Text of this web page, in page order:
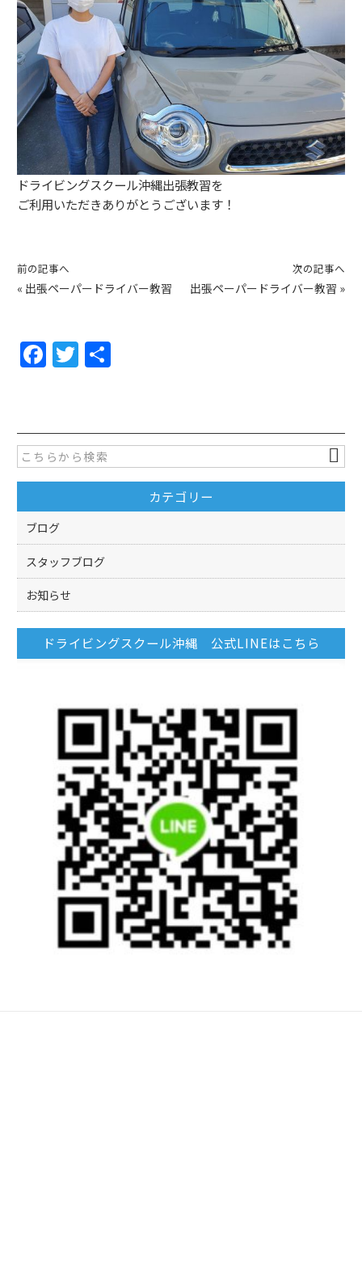
ドライビングスクール沖縄出張教習を
ご利用いただきありがとうございます！
前の記事へ
« 出張ペーパードライバー教習
次の記事へ
出張ペーパードライバー教習 »
F
a
e
b
o
o
k
T
w
er
カテゴリー
ブログ
スタッフブログ
お知らせ
ドライビングスクール沖縄 公式LINEはこちら